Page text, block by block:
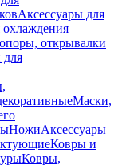
Аксессуары для
охлаждения
открывалки
Маски,
НожиАксессуары
Ковры и
Ковры,